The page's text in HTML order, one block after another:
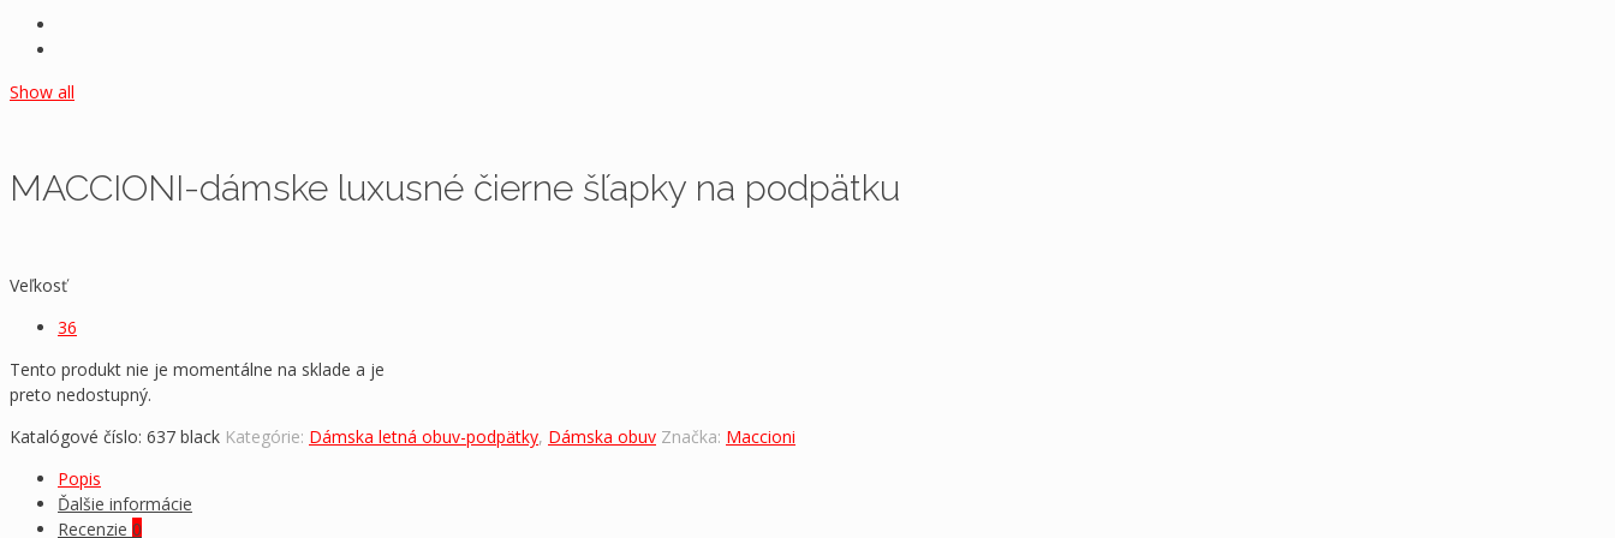
Show all
MACCIONI-dámske luxusné čierne šľapky na podpätku
Veľkosť
36
Tento produkt nie je momentálne na sklade a je
preto nedostupný.
Katalógové číslo: 637 black Kategórie: Dámska letná obuv-podpätky, Dámska obuv Značka: Maccioni
Popis
Ďalšie informácie
Recenzie 0